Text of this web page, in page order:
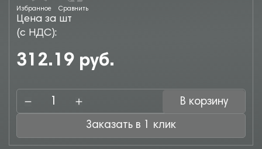
Избранное Сравнить
Цена за шт
(с НДС):
312.19 руб.
В корзину
Заказать в 1 клик